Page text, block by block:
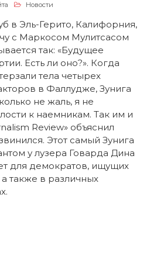
Новости
в Эль-Герито, Калифорния,
с Маркосом Мулитсасом
так: «Будущее
Есть ли оно?». Когда
тела четырех
в Фаллудже, Зунига
не жаль, я не
к наемникам. Так им и
Review» объяснил
Этот самый Зунига
у лузера Говарда Дина
для демократов, ищущих
также в различных